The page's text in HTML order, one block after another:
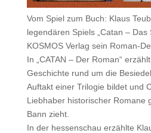
Vom Spiel zum Buch: Klaus
legendären Spiels „ Catan – Das
KOSMOS Verlag sein Roman-
In „CATAN – Der Roman“
Geschichte rund um die
Auftakt einer Trilogie bildet und
Liebhaber historischer Romane
Bann zieht.
In der hessenschau erzählte